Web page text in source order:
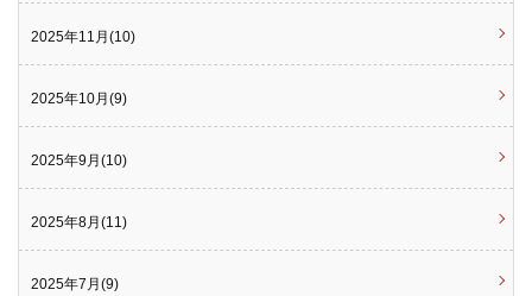
2025年11月(10)
2025年10月(9)
2025年9月(10)
2025年8月(11)
2025年7月(9)